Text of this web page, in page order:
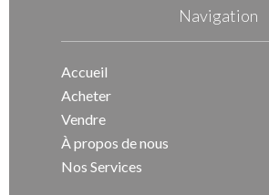
Navigation
Accueil
Acheter
Vendre
À propos de nous
Nos Services